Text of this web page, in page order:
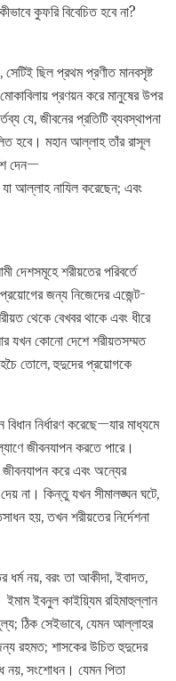
কুফরি বিবেচিত হবে না?
সেটিই ছিল প্রথম প্রণীত মানবসৃষ্ট
প্রণয়ন করে মানুষের উপর
যে, জীবনের প্রতিটি ব্যবস্থাপনা
হবে। মহান আল্লাহ তাঁর রাসূল
দেন—
আল্লাহ নাযিল করেছেন; এবং
দেশসমূহে শরীয়তের পরিবর্তে
জন্য নিজেদের এজেন্ট-
থেকে বেখবর থাকে এবং ধীরে
যখন কোনো দেশে শরীয়তসম্মত
তোলে, হুদুদের প্রয়োগকে
নির্ধারণ করেছে—যার মাধ্যমে
জীবনযাপন করতে পারে।
করে এবং অন্যের
না। কিন্তু যখন সীমালঙ্ঘন ঘটে,
হয়, তখন শরীয়তের নির্দেশনা
ধর্ম নয়, বরং তা আকীদা, ইবাদত,
ইবনুল কাইয়্যিম রহিমাহুল্লান
ঠিক সেইভাবে, যেমন আল্লাহর
রহমত; শাসকের উচিত হুদুদের
নয়, সংশোধন। যেমন পিতা